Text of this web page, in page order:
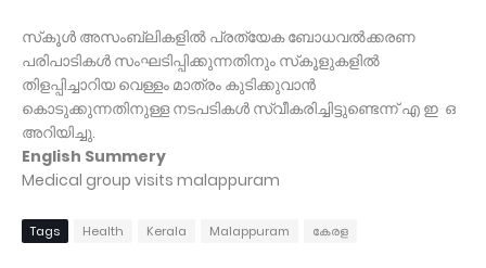
സ്‌കൂള്‍ അസംബ്ലികളില്‍ പ്രത്യേക ബോധവല്‍ക്കരണ
പരിപാടികള്‍ സംഘടിപ്പിക്കുന്നതിനും സ്‌കൂളുകളില്‍
തിളപ്പിച്ചാറിയ വെള്ളം മാത്രം കുടിക്കുവാന്‍
കൊടുക്കുന്നതിനുള്ള നടപടികള്‍ സ്വീകരിച്ചിട്ടുണ്ടെന്ന് എ ഇ ഒ
അറിയിച്ചു.
English Summery
Medical group visits malappuram
Tags Health Kerala Malappuram കേരള